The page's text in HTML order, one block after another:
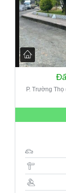
P. Trường